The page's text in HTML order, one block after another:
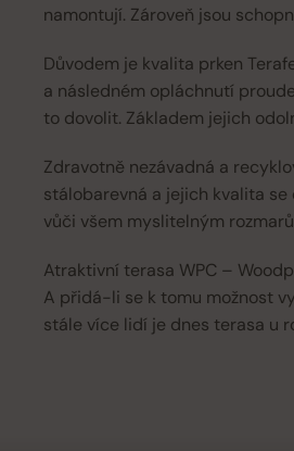
namontují. Zároveň jsou
Důvodem je kvalita prken
a následném opláchnutí
to dovolit. Základem jejich
Zdravotně nezávadná a
stálobarevná a jejich kvalita
vůči všem myslitelným
Atraktivní terasa WPC –
A přidá-li se k tomu možnost
stále více lidí je dnes terasa u